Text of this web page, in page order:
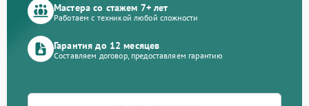
Мастера со стажем 7+ лет
Работаем с техникой любой сложности
Гарантия до 12 месяцев
Составляем договор, предоставляем гарантию